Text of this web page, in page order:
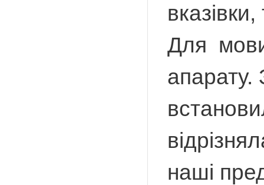
Для мови
апарату.
наші